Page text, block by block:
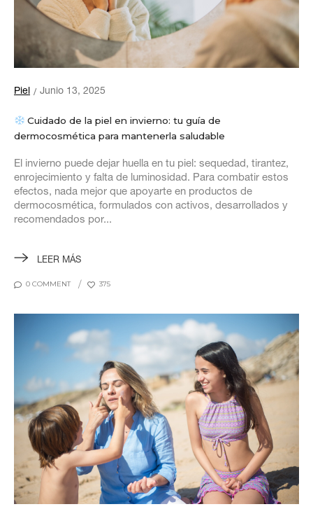
Piel Junio 13, 2025
Cuidado de la piel en invierno: tu guía de
dermocosmética para mantenerla saludable
El invierno puede dejar huella en tu piel: sequedad, tirantez,
enrojecimiento y falta de luminosidad. Para combatir estos
efectos, nada mejor que apoyarte en productos de
dermocosmética, formulados con activos, desarrollados y
recomendados por...
LEER MÁS
0 COMMENT 375